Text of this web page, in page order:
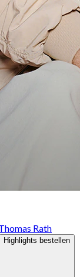
Rath
Highlights bestellen